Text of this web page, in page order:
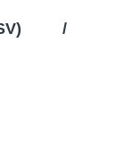
SV) /